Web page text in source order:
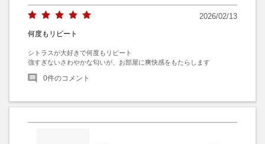
2026/02/13
何度もリピート
シトラスが大好きで何度もリピート
強すぎないさわやかな匂いが、お部屋に爽快感をもたらします
0件のコメント